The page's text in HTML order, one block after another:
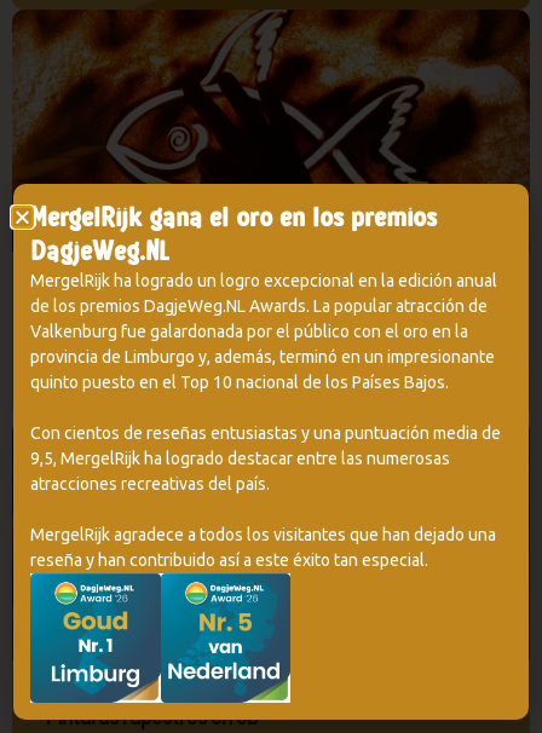
Actividades
SEGUIR LEYENDO
Pinturas rupestres en 3D
MergelRijk gana el oro en los premios
DagjeWeg.NL
MergelRijk ha logrado un logro excepcional en la edición anual
de los premios DagjeWeg.NL Awards. La popular atracción de
Valkenburg fue galardonada por el público con el oro en la
provincia de Limburgo y, además, terminó en un impresionante
quinto puesto en el Top 10 nacional de los Países Bajos.
Con cientos de reseñas entusiastas y una puntuación media de
9,5, MergelRijk ha logrado destacar entre las numerosas
atracciones recreativas del país.
MergelRijk agradece a todos los visitantes que han dejado una
reseña y han contribuido así a este éxito tan especial.